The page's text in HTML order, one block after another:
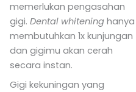
memerlukan pengasahan
gigi. Dental whitening hanya
membutuhkan 1x kunjungan
dan gigimu akan cerah
secara instan.
Gigi kekuningan yang